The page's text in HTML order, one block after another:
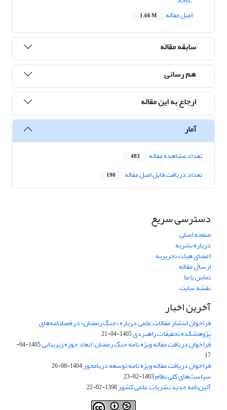
اصل مقاله
1.66 M
سابقه مقاله
هم رسانی
ارجاع به این مقاله
آمار
تعداد مشاهده مقاله 483
تعداد دریافت فایل اصل مقاله 190
دسترسی سریع
صفحه اصلی
درباره نشریه
اعضای هیات تحریریه
ارسال مقاله
تماس با ما
نقشه سایت
آخرین اخبار
فراخوان انتشار مقالات علمی درباره «جنگ رمضان» در فصلنامه‌های
پژوهشکده تحقیقات راهبردی1405-04-21
فراخوان دریافت مقاله ویژه نامه جنگ رمضان؛ ابعاد حوزه زیربنایی
1405-04-
17
فراخوان دریافت مقاله ویژه نامه توسعه دریامحور1404-08-26
سیاست‌های کلی نظام1403-02-23
آئین‌نامه جدید نشریات علمی کشور1398-02-22